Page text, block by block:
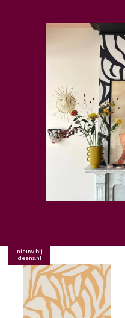
nieuw bij
deens.nl